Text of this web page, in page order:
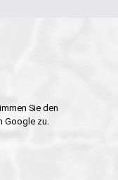
Sie den
Google zu.